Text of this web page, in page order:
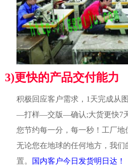
3)更快的产品交付能力
积极回应客户需求，1天完成从
—打样—交版—确认;大货更快7
您节约每一分，每一秒！工厂
无论您在地球的任何地方，我
置。
国内客户今日发货明日达！